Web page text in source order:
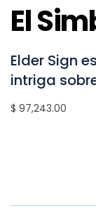
El
$ 97,243.00
Elder Sign
intriga